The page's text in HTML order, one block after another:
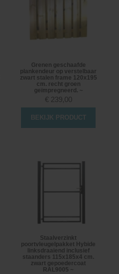
Grenen geschaafde
plankendeur op verstelbaar
zwart stalen frame 120x195
cm. recht groen
geïmpregneerd. ~
€ 239,00
BEKIJK PRODUCT
Staalverzinkt
poortvleugelpakket Hybide
linksdraaiend inclusief
staanders 115x185x4 cm.
zwart gepoedercoat
RAL9005 ~